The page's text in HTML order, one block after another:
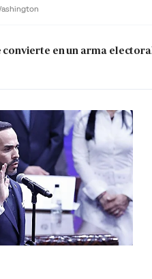
convierte en un arma